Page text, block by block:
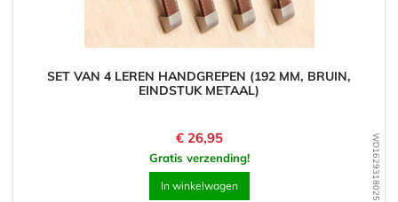
WD1629318025
SET VAN 4 LEREN HANDGREPEN (192 MM, BRUIN,
EINDSTUK METAAL)
Prijs
€ 26,95
Gratis verzending!
In winkelwagen